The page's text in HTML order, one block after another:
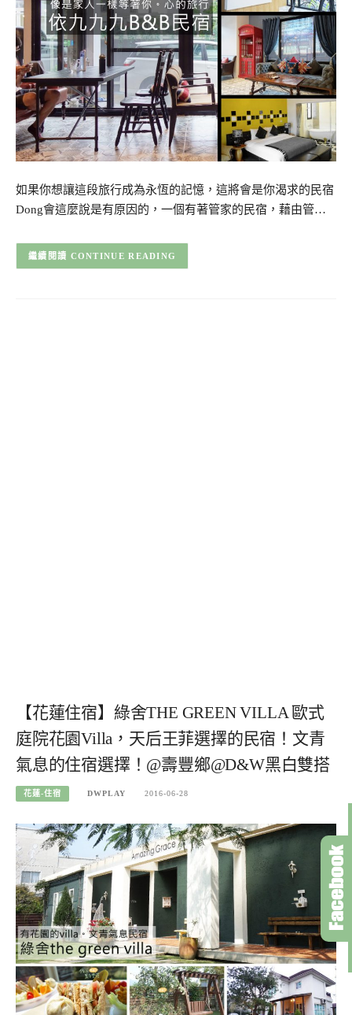
如果你想讓這段旅行成為永恆的記憶，這將會是你渴求的民宿
Dong會這麼說是有原因的，一個有著管家的民宿，藉由管…
CONTINUE READING
【花蓮住宿】綠舍THE GREEN VILLA 歐式
庭院花園Villa，天后王菲選擇的民宿！文青
氣息的住宿選擇！@壽豐鄉@D&W黑白雙搭
花蓮-住宿 DWPLAY 2016-06-28